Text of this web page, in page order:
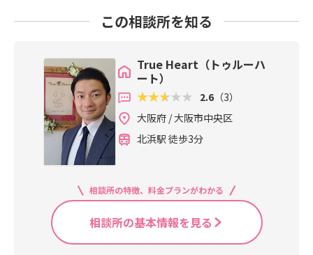
この相談所を知る
True Heart（トゥルーハ
ート）
2.6 （3）
大阪府 / 大阪市中央区
北浜駅 徒歩3分
相談所の特徴、料金プランがわかる
相談所の基本情報を見る